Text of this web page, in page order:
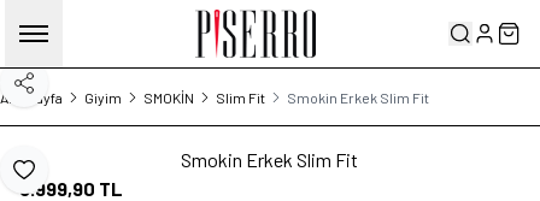
Hesabım
Ana Sayfa Giyim SMOKİN Slim Fit Smokin Erkek Slim Fit
Favoriye Ekle
Paylaş
Smokin Erkek Slim Fit
8.999,90 TL